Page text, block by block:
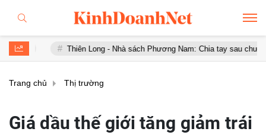
Thiên Long - Nhà sách Phương Nam: Chia tay sau chưa đầy 1 năm
Trang chủ Thị trường
Giá dầu thế giới tăng giảm trái